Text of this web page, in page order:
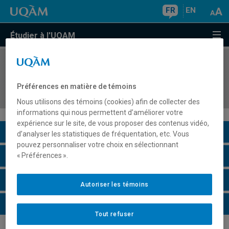
FR EN
Étudier à l'UQAM
COURS//
gouvernement
Description du cours
Horaire - Été 2026
Horaire - Automne 2026
Horaire - Hiver 2027
Préférences en matière de témoins
Nous utilisons des témoins (cookies) afin de collecter des
informations qui nous permettent d’améliorer votre
expérience sur le site, de vous proposer des contenus vidéo,
d’analyser les statistiques de fréquentation, etc. Vous
pouvez personnaliser votre choix en sélectionnant
« Préférences ».
Tout refuser
Autoriser les témoins